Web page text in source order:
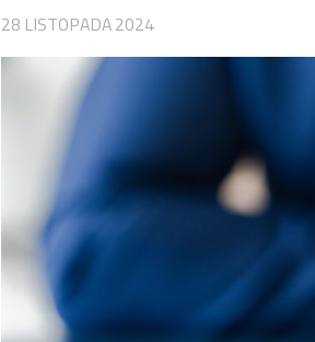
28 LISTOPADA 2024